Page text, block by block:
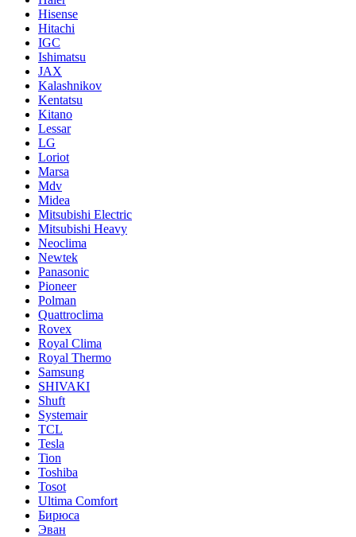
Hisense
Hitachi
IGC
Ishimatsu
JAX
Kalashnikov
Kentatsu
Kitano
Lessar
LG
Loriot
Marsa
Mdv
Midea
Mitsubishi Electric
Mitsubishi Heavy
Neoclima
Newtek
Panasonic
Pioneer
Polman
Quattroclima
Rovex
Royal Clima
Royal Thermo
Samsung
SHIVAKI
Shuft
Systemair
TCL
Tesla
Tion
Toshiba
Tosot
Ultima Comfort
Бирюса
Эван